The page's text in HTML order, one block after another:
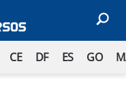
CE DF ES GO